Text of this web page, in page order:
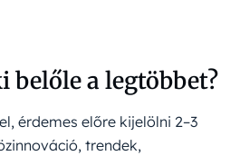
belőle a legtöbbet?
érdemes előre kijelölni 2–3
trendek,